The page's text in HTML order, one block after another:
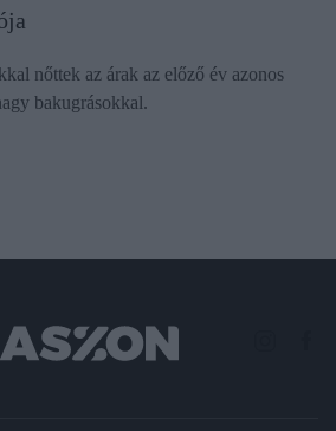
nőttek az árak az előző év azonos
bakugrásokkal.